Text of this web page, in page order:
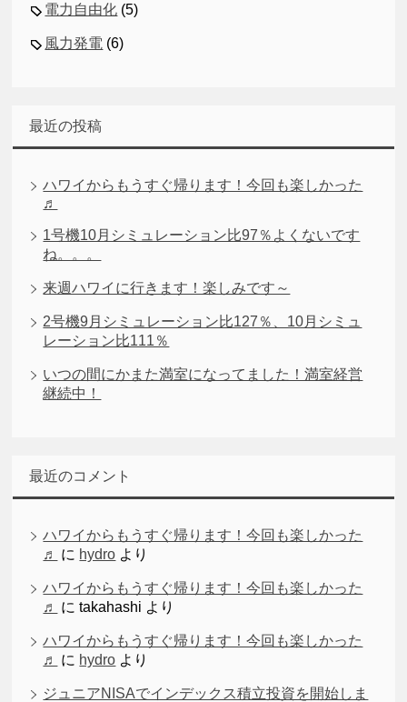
電力自由化 (5)
風力発電 (6)
最近の投稿
ハワイからもうすぐ帰ります！今回も楽しかった
♬
1号機10月シミュレーション比97％よくないです
ね。。。
来週ハワイに行きます！楽しみです～
2号機9月シミュレーション比127％、10月シミュ
レーション比111％
いつの間にかまた満室になってました！満室経営
継続中！
最近のコメント
ハワイからもうすぐ帰ります！今回も楽しかった
♬
に hydro より
ハワイからもうすぐ帰ります！今回も楽しかった
♬
にtakahashi より
ハワイからもうすぐ帰ります！今回も楽しかった
♬
に hydro より
ジュニアNISAでインデックス積立投資を開始しま